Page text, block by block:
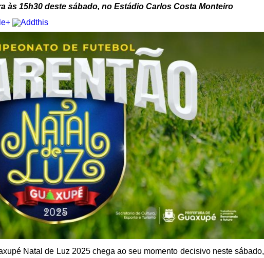
às 15h30 deste sábado, no Estádio Carlos Costa Monteiro
Natal de Luz 2025 chega ao seu momento decisivo neste sábado,